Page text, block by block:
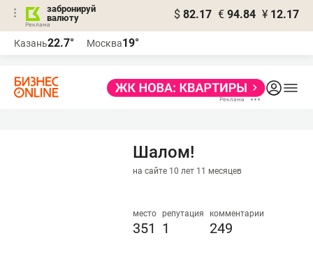
забронируй
валюту
$ 82.17 € 94.84 ¥ 12.17
Казань22.7° Москва19°
Шалом!
на сайте 10 лет 11 месяцев
место
351
репутация
1
комментарии
249